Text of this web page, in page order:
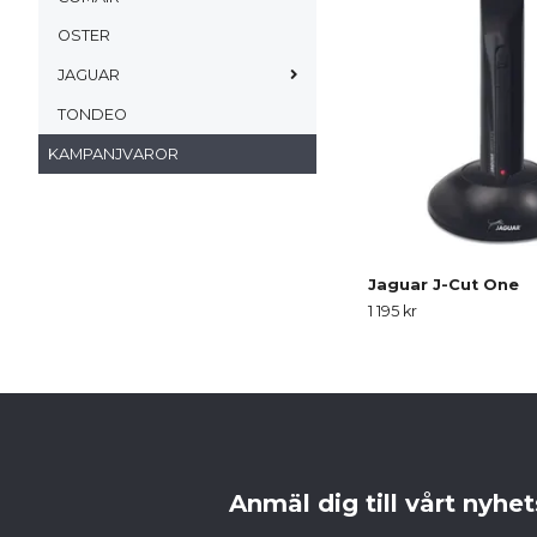
OSTER
JAGUAR
TONDEO
KAMPANJVAROR
Jaguar J-Cut One
1 195 kr
Anmäl dig till vårt